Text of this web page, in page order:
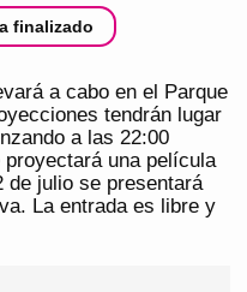
finalizado
a cabo en el Parque
tendrán lugar
a las 22:00
una película
julio se presentará
La entrada es libre y